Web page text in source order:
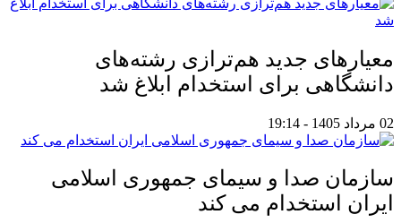
معیار‌های جدید هم‌ترازی رشته‌های
دانشگاهی برای استخدام ابلاغ شد
02 مرداد 1405 - 19:14
سازمان صدا و سیمای جمهوری اسلامی
ایران استخدام می کند